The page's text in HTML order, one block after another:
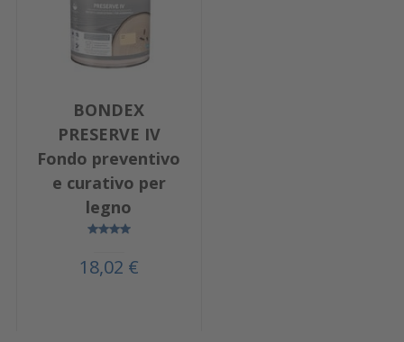
BONDEX
PRESERVE IV
Fondo preventivo
e curativo per
legno
18,02 €